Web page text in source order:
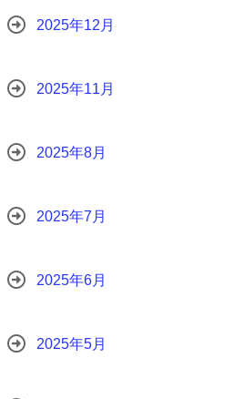
2025年12月
2025年11月
2025年8月
2025年7月
2025年6月
2025年5月